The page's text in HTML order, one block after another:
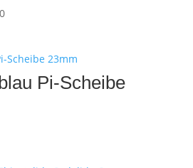
Preisspanne:
CHF 18.00
Pi-Scheibe